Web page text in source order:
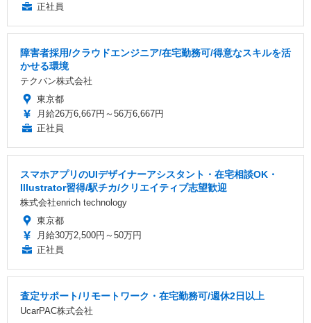
正社員
障害者採用/クラウドエンジニア/在宅勤務可/得意なスキルを活
かせる環境
テクバン株式会社
東京都
月給26万6,667円～56万6,667円
正社員
スマホアプリのUIデザイナーアシスタント・在宅相談OK・
Illustrator習得/駅チカ/クリエイティブ志望歓迎
株式会社enrich technology
東京都
月給30万2,500円～50万円
正社員
査定サポート/リモートワーク・在宅勤務可/週休2日以上
UcarPAC株式会社